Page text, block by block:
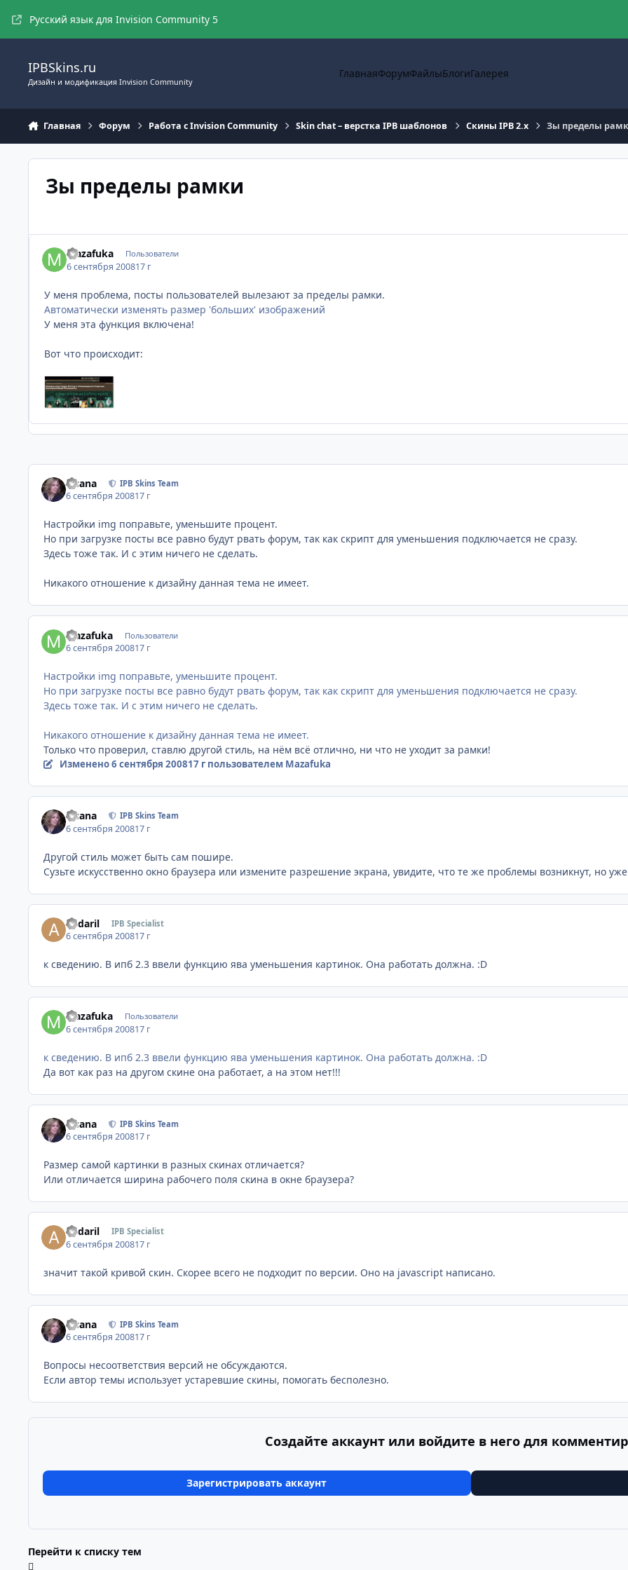
Русский язык для Invision Community 5
IPBSkins.ru
Дизайн и модификация Invision Community
ГлавнаяФорумФайлыБлогиГалерея
Главная Форум Работа с Invision Community Skin chat – верстка IPB шаблонов Скины IPB 2.x Зы пределы
Зы пределы рамки
Mazafuka Пользователи
6 сентября 200817 г
У меня проблема, посты пользователей вылезают за пределы рамки.
Автоматически изменять размер 'больших' изображений
У меня эта функция включена!
Вот что происходит:
Fisana IPB Skins Team
6 сентября 200817 г
Настройки img поправьте, уменьшите процент.
Но при загрузке посты все равно будут рвать форум, так как скрипт для уменьшения подключается не сразу.
Здесь тоже так. И с этим ничего не сделать.
Никакого отношение к дизайну данная тема не имеет.
Mazafuka Пользователи
6 сентября 200817 г
Настройки img поправьте, уменьшите процент.
Но при загрузке посты все равно будут рвать форум, так как скрипт для уменьшения подключается не сразу.
Здесь тоже так. И с этим ничего не сделать.
Никакого отношение к дизайну данная тема не имеет.
Только что проверил, ставлю другой стиль, на нём всё отлично, ни что не уходит за рамки!
Изменено6 сентября 200817 гпользователем Mazafuka
Fisana IPB Skins Team
6 сентября 200817 г
Другой стиль может быть сам пошире.
Сузьте искусственно окно браузера или измените разрешение экрана, увидите, что те же проблемы возникнут, но
andaril IPB Specialist
6 сентября 200817 г
к сведению. В ипб 2.3 ввели функцию ява уменьшения картинок. Она работать должна. :D
Mazafuka Пользователи
6 сентября 200817 г
к сведению. В ипб 2.3 ввели функцию ява уменьшения картинок. Она работать должна. :D
Да вот как раз на другом скине она работает, а на этом нет!!!
Fisana IPB Skins Team
6 сентября 200817 г
Размер самой картинки в разных скинах отличается?
Или отличается ширина рабочего поля скина в окне браузера?
andaril IPB Specialist
6 сентября 200817 г
значит такой кривой скин. Скорее всего не подходит по версии. Оно на javascript написано.
Fisana IPB Skins Team
6 сентября 200817 г
Вопросы несоответствия версий не обсуждаются.
Если автор темы использует устаревшие скины, помогать бесполезно.
Создайте аккаунт или войдите в него для
Зарегистрировать аккаунт
Перейти к списку тем